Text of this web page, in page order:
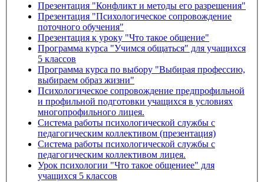
Презентация "Конфликт и методы его разрешения"
Презентация "Психологическое сопровождение
поточного обучения"
Презентация к уроку "Что такое общение"
Программа курса "Учимся общаться" для учащихся
5 классов
Программа курса по выбору "Выбирая профессию,
выбираем образ жизни"
Психологическое сопровождение предпрофильной
и профильной подготовки учащихся в условиях
многопрофильного лицея.
Система работы психологической службы с
педагогическим коллективом (презентация)
Система работы психологической службы с
педагогическим коллективом лицея.
Урок психологии "Что такое общениее" для
учащихся 5 классов